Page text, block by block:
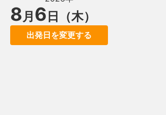
8月 6 日（木）
出発日を変更する